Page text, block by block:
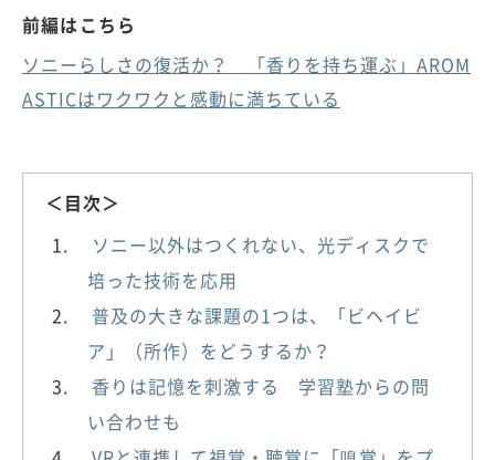
前編はこちら
ソニーらしさの復活か？ 「香りを持ち運ぶ」AROM
ASTICはワクワクと感動に満ちている
＜目次＞
ソニー以外はつくれない、光ディスクで
培った技術を応用
普及の大きな課題の1つは、「ビヘイビ
ア」（所作）をどうするか？
香りは記憶を刺激する 学習塾からの問
い合わせも